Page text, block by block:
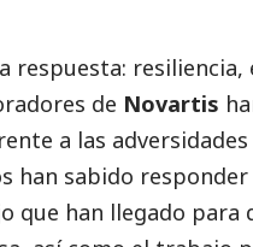
respuesta: resiliencia,
de Novartis
a las adversidades
han sabido
que han llegado para